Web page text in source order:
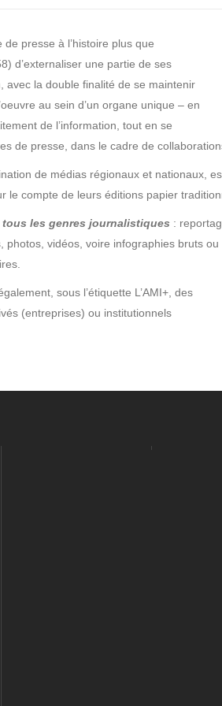
presse à l’histoire plus que
d’externaliser une partie de ses
avec la double finalité de se maintenir
au sein d’un organe unique – en
de l’information, tout en se
de presse, dans le cadre de
de médias régionaux et nationaux,
compte de leurs éditions papier
les genres journalistiques :
vidéos, voire infographies bruts
sous l’étiquette L’AMI+, des
(entreprises) ou institutionnels